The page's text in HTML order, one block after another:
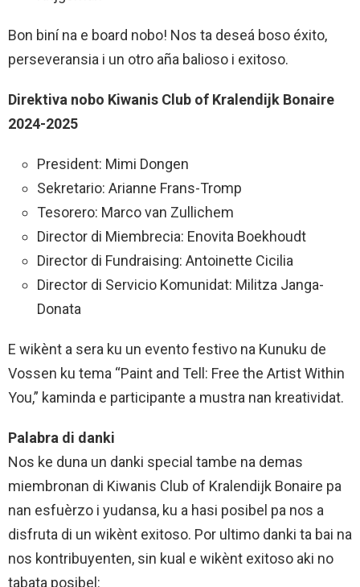
Bon biní na e board nobo! Nos ta deseá boso éxito,
perseveransia i un otro aña balioso i exitoso.
Direktiva nobo Kiwanis Club of Kralendijk Bonaire
2024-2025
President: Mimi Dongen
Sekretario: Arianne Frans-Tromp
Tesorero: Marco van Zullichem
Director di Miembrecia: Enovita Boekhoudt
Director di Fundraising: Antoinette Cicilia
Director di Servicio Komunidat: Militza Janga-
Donata
E wikènt a sera ku un evento festivo na Kunuku de
Vossen ku tema “Paint and Tell: Free the Artist Within
You,” kaminda e participante a mustra nan kreatividat.
Palabra di danki
Nos ke duna un danki special tambe na demas
miembronan di Kiwanis Club of Kralendijk Bonaire pa
nan esfuèrzo i yudansa, ku a hasi posibel pa nos a
disfruta di un wikènt exitoso. Por ultimo danki ta bai na
nos kontribuyenten, sin kual e wikènt exitoso aki no
tabata posibel: